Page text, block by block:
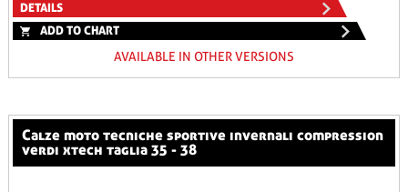
DETAILS
ADD TO CHART
AVAILABLE IN OTHER VERSIONS
calze moto tecniche sportive invernali compression
verdi xtech taglia 35 - 38